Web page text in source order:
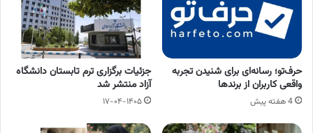
حرف‌تو؛ رسانه‌ای برای شنیدن تجربه
واقعی کاربران از برندها
4 هفته پیش
جزئیات برگزاری ترم تابستان دانشگاه
آزاد منتشر شد
۱۷-۰۴-۱۴۰۵